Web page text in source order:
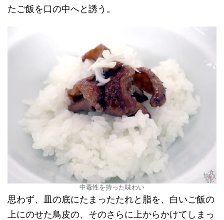
たご飯を口の中へと誘う。
中毒性を持った味わい
思わず、皿の底にたまったたれと脂を、白いご飯の
上にのせた鳥皮の、そのさらに上からかけてしまっ